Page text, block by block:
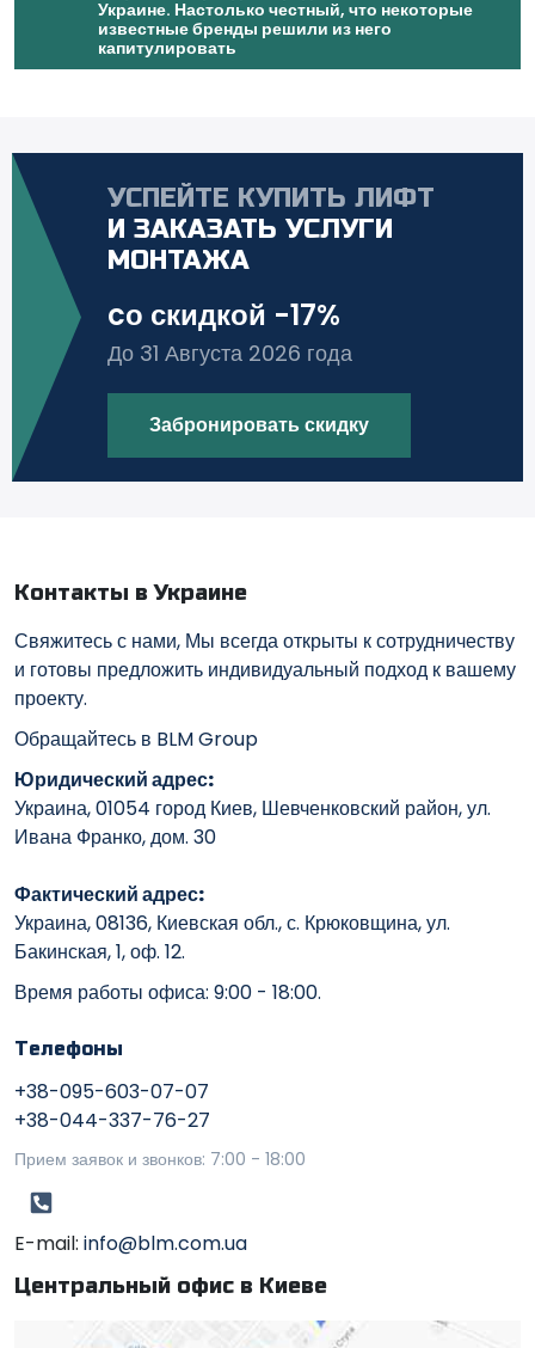
Украине. Настолько честный, что некоторые
известные бренды решили из него
капитулировать
УСПЕЙТЕ КУПИТЬ ЛИФТ
И ЗАКАЗАТЬ УСЛУГИ
МОНТАЖА
cо скидкой -17%
До 31 Августа 2026 года
Забронировать скидку
Контакты в Украине
Свяжитесь с нами, Мы всегда открыты к сотрудничеству
и готовы предложить индивидуальный подход к вашему
проекту.
Обращайтесь в BLM Group
Юридический адрес:
Украина, 01054 город Киев, Шевченковский район, ул.
Ивана Франко, дом. 30
Фактический адрес:
Украина, 08136, Киевская обл., с. Крюковщина, ул.
Бакинская, 1, оф. 12.
Время работы офиса: 9:00 - 18:00.
Телефоны
+38-095-603-07-07
+38-044-337-76-27
Прием заявок и звонков: 7:00 - 18:00
E-mail: info@blm.com.ua
Центральный офис в Киеве